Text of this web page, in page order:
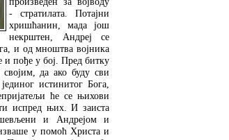
- стратилата. Потајни
хришћанин, мада још
некрштен, Андреј се
и од мноштва војника
и пође у бој. Пред битку
да ако буду сви
истинитог Бога,
ће се њихови
испред њих. И заиста
и Андрејом и
у помоћ Христа и